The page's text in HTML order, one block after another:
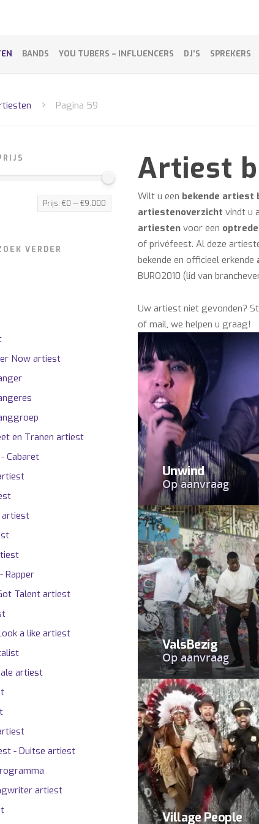
BANDS YOU TUBERS – INFLUENCERS DJ’S SPREKERS
Pagina 59
Min.
Max.
Prijs: €0 —€9.000
VERDER
Now artiest
en Tranen artiest
Cabaret
artiest
Rapper
Talent artiest
a like artiest
artiest
- Duitse artiest
artiest
Artiest
Wilt u een bekende artiest
artiestenoverzicht vindt u
artiestenvoor een
of privéfeest. Al deze
bekende en officieel erkende
BURO2010 (lid van
Uw artiest niet gevonden?
of mail, we helpen u graag!
Unwind
Op aanvraag
ValsBezig
Op aanvraag
Village People